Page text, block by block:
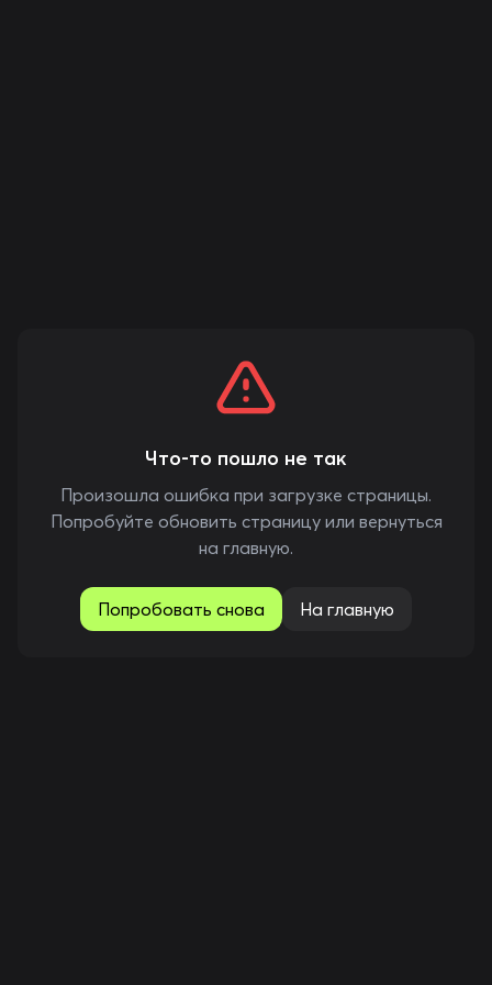
Что-то пошло не так
Произошла ошибка при загрузке страницы.
Попробуйте обновить страницу или вернуться
на главную.
Попробовать снова На главную